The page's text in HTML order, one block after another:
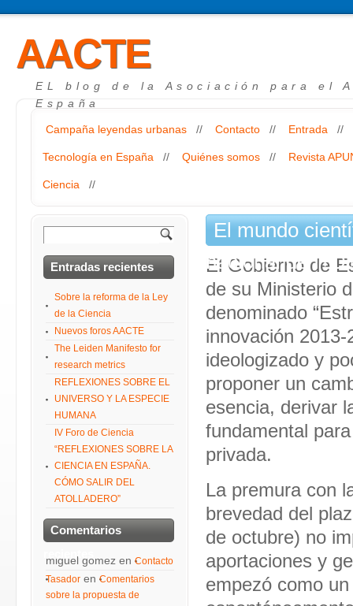
AACTE
EL blog de la Asociación para el
España
Campaña leyendas urbanas // Contacto // Entrada //
Tecnología en España // Quiénes somos // Revista
Ciencia //
El mundo
nacional de
El Gobierno de
de su Ministerio
denominado
innovación
ideologizado y
proponer un
esencia, derivar
fundamental
privada.
La premura con
brevedad del
de octubre) no
aportaciones y
empezó como
Entradas recientes
Sobre la reforma de la Ley
de la Ciencia
Nuevos foros AACTE
The Leiden Manifesto for
research metrics
REFLEXIONES SOBRE EL
UNIVERSO Y LA ESPECIE
HUMANA
IV Foro de Ciencia
“REFLEXIONES SOBRE LA
CIENCIA EN ESPAÑA.
CÓMO SALIR DEL
ATOLLADERO”
Comentarios
recientes
miguel gomez en Contacto
Tasador en Comentarios
sobre la propuesta de